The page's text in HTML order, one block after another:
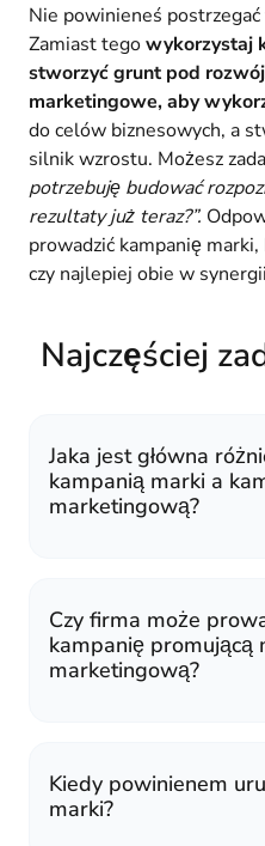
Nie powinieneś
Zamiast tegowykorzystaj
stworzyć grunt pod
marketingowe, aby
do celów biznesowych, a
silnik wzrostu. Możesz
potrzebuję budować
rezultaty już teraz?”.
prowadzić kampanię
czy najlepiej obie w
Najczęściej
Jaka jest główna
kampanią marki a
marketingową?
Czy firma może
kampanię promującą
marketingową?
Kiedy powinienem
marki?